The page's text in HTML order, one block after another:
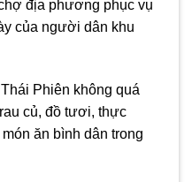
địa phương phục vụ
của người dân khu
Phiên không quá
củ, đồ tươi, thực
ăn bình dân trong